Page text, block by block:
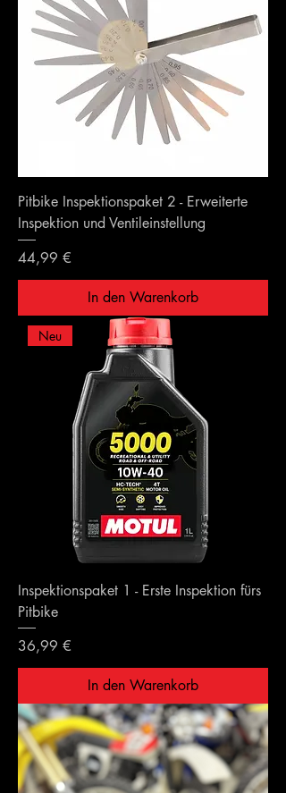
Pitbike Inspektionspaket 2 - Erweiterte
Inspektion und Ventileinstellung
Preis
44,99 €
In den Warenkorb
Neu
Inspektionspaket 1 - Erste Inspektion fürs
Pitbike
Preis
36,99 €
In den Warenkorb